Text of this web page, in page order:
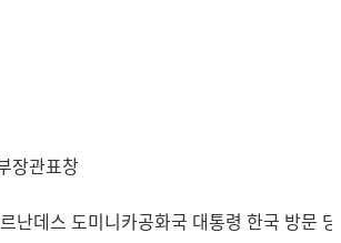
장관표창
난데스 도미니카공화국 대통령 한국 방문 당